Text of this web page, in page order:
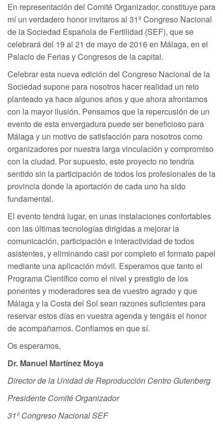
En representación del Comité Organizador, constituye para
mí un verdadero honor invitaros al 31º Congreso Nacional
de la Sociedad Española de Fertilidad (SEF), que se
celebrará del 19 al 21 de mayo de 2016 en Málaga, en el
Palacio de Ferias y Congresos de la capital.
Celebrar esta nueva edición del Congreso Nacional de la
Sociedad supone para nosotros hacer realidad un reto
planteado ya hace algunos años y que ahora afrontamos
con la mayor ilusión. Pensamos que la repercusión de un
evento de esta envergadura puede ser beneficioso para
Málaga y un motivo de satisfacción para nosotros como
organizadores por nuestra larga vinculación y compromiso
con la ciudad. Por supuesto, este proyecto no tendría
sentido sin la participación de todos los profesionales de la
provincia donde la aportación de cada uno ha sido
fundamental.
El evento tendrá lugar, en unas instalaciones confortables
con las últimas tecnologías dirigidas a mejorar la
comunicación, participación e interactividad de todos
asistentes, y eliminando casi por completo el formato papel
mediante una aplicación móvil. Esperamos que tanto el
Programa Científico como el nivel y prestigio de los
ponentes y moderadores sea de vuestro agrado y que
Málaga y la Costa del Sol sean razones suficientes para
reservar estos días en vuestra agenda y tengáis el honor
de acompañarnos. Confiamos en que sí.
Os esperamos,
Dr. Manuel Martínez Moya
Director de la Unidad de Reproducción Centro Gutenberg
Presidente Comité Organizador
31º Congreso Nacional SEF